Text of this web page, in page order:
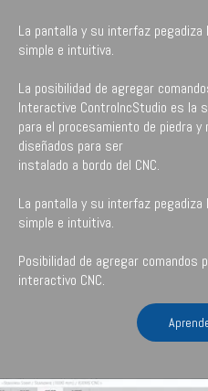
La pantalla y su interfaz
simple e intuitiva.
La posibilidad de agregar
Interactive ControlncStudio es la
para el procesamiento de piedra
diseñados para ser
instalado a bordo del CNC.
La pantalla y su interfaz
simple e intuitiva.
Posibilidad de agregar comandos
interactivo CNC.